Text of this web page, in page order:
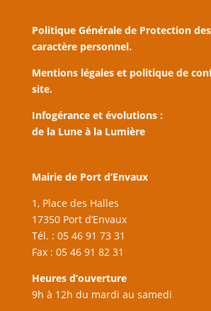
Politique Générale de Protection
caractère personnel.
Mentions légales et politique de
site.
Infogérance et évolutions :
de la Lune à la Lumière
Mairie de Port d’Envaux
1, Place des Halles
17350 Port d’Envaux
Tél. : 05 46 91 73 31
Fax : 05 46 91 82 31
Heures d’ouverture
9h à 12h du mardi au samedi